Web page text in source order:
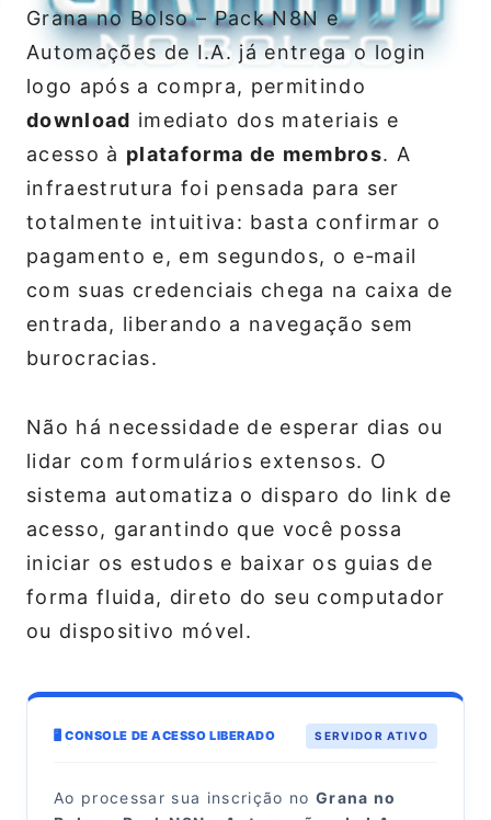
Grana no Bolso – Pack N8N e
Automações de I.A. já entrega o login
logo após a compra, permitindo
download imediato dos materiais e
acesso à plataforma de membros. A
infraestrutura foi pensada para ser
totalmente intuitiva: basta confirmar o
pagamento e, em segundos, o e‑mail
com suas credenciais chega na caixa de
entrada, liberando a navegação sem
burocracias.
Não há necessidade de esperar dias ou
lidar com formulários extensos. O
sistema automatiza o disparo do link de
acesso, garantindo que você possa
iniciar os estudos e baixar os guias de
forma fluida, direto do seu computador
ou dispositivo móvel.
🖥️ CONSOLE DE ACESSO LIBERADO SERVIDOR ATIVO
Ao processar sua inscrição no Grana no